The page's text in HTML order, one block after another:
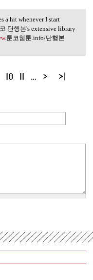
a hit
a hit whenever I start
단행본's extensive library
.툰코웹툰.info/단행본
10 11 …